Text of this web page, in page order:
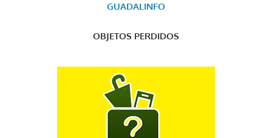
GUADALINFO
OBJETOS PERDIDOS